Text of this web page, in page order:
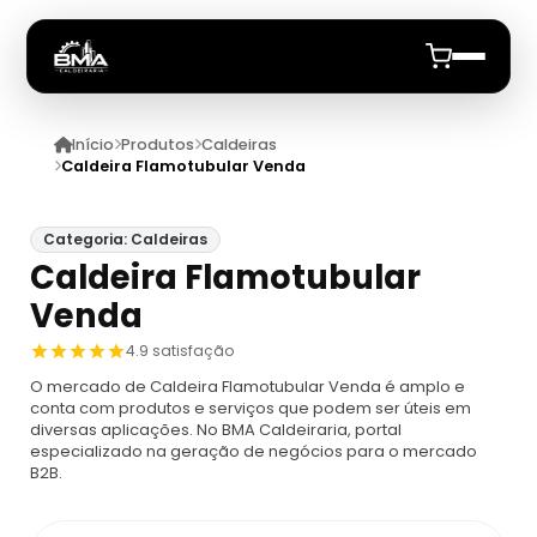
Início
Produtos
Caldeiras
Automação De Caldeiras
Caldeira De Recuperação
Inspecao Feitas Em Caldeiras
Cotação Inspeção De Caldeiras
Montagem De Caldeira
Anuncie
Início Produtos Caldeiras
Caldeira Flamotubular Venda
Categoria: Caldeiras
Caldeira Flamotubular
Venda
4.9 satisfação
O mercado de Caldeira Flamotubular Venda é amplo e
conta com produtos e serviços que podem ser úteis em
diversas aplicações. No BMA Caldeiraria, portal
especializado na geração de negócios para o mercado
B2B.